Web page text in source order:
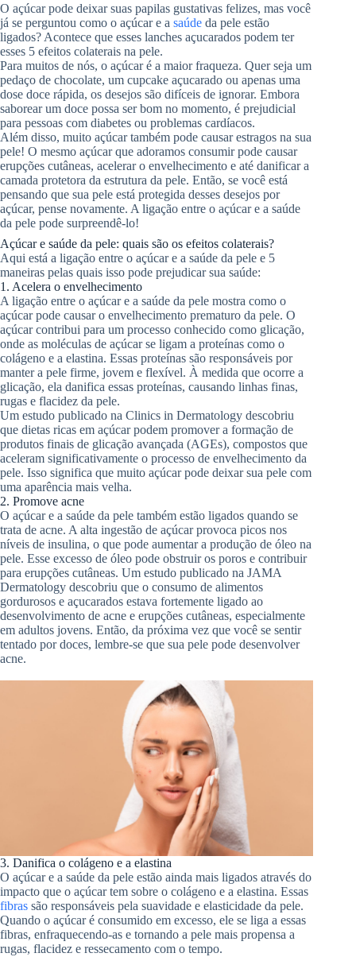
O açúcar pode deixar suas papilas gustativas felizes, mas você
já se perguntou como o açúcar e a saúde da pele estão
ligados? Acontece que esses lanches açucarados podem ter
esses 5 efeitos colaterais na pele.
Para muitos de nós, o açúcar é a maior fraqueza. Quer seja um
pedaço de chocolate, um cupcake açucarado ou apenas uma
dose doce rápida, os desejos são difíceis de ignorar. Embora
saborear um doce possa ser bom no momento, é prejudicial
para pessoas com diabetes ou problemas cardíacos.
Além disso, muito açúcar também pode causar estragos na sua
pele! O mesmo açúcar que adoramos consumir pode causar
erupções cutâneas, acelerar o envelhecimento e até danificar a
camada protetora da estrutura da pele. Então, se você está
pensando que sua pele está protegida desses desejos por
açúcar, pense novamente. A ligação entre o açúcar e a saúde
da pele pode surpreendê-lo!
Açúcar e saúde da pele: quais são os efeitos colaterais?
Aqui está a ligação entre o açúcar e a saúde da pele e 5
maneiras pelas quais isso pode prejudicar sua saúde:
1. Acelera o envelhecimento
A ligação entre o açúcar e a saúde da pele mostra como o
açúcar pode causar o envelhecimento prematuro da pele. O
açúcar contribui para um processo conhecido como glicação,
onde as moléculas de açúcar se ligam a proteínas como o
colágeno e a elastina. Essas proteínas são responsáveis ​​por
manter a pele firme, jovem e flexível. À medida que ocorre a
glicação, ela danifica essas proteínas, causando linhas finas,
rugas e flacidez da pele.
Um estudo publicado na Clinics in Dermatology descobriu
que dietas ricas em açúcar podem promover a formação de
produtos finais de glicação avançada (AGEs), compostos que
aceleram significativamente o processo de envelhecimento da
pele. Isso significa que muito açúcar pode deixar sua pele com
uma aparência mais velha.
2. Promove acne
O açúcar e a saúde da pele também estão ligados quando se
trata de acne. A alta ingestão de açúcar provoca picos nos
níveis de insulina, o que pode aumentar a produção de óleo na
pele. Esse excesso de óleo pode obstruir os poros e contribuir
para erupções cutâneas. Um estudo publicado na JAMA
Dermatology descobriu que o consumo de alimentos
gordurosos e açucarados estava fortemente ligado ao
desenvolvimento de acne e erupções cutâneas, especialmente
em adultos jovens. Então, da próxima vez que você se sentir
tentado por doces, lembre-se que sua pele pode desenvolver
acne.
3. Danifica o colágeno e a elastina
O açúcar e a saúde da pele estão ainda mais ligados através do
impacto que o açúcar tem sobre o colágeno e a elastina. Essas
fibras são responsáveis ​​pela suavidade e elasticidade da pele.
Quando o açúcar é consumido em excesso, ele se liga a essas
fibras, enfraquecendo-as e tornando a pele mais propensa a
rugas, flacidez e ressecamento com o tempo.